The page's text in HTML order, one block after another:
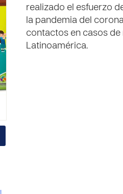
realizado el esfuerzo
la pandemia del
contactos en casos
Latinoamérica.